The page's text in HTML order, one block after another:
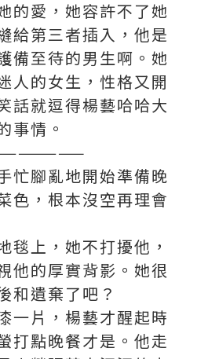
的愛，她容許不了她
給第三者插入，他是
備至待的男生啊。她
人的女生，性格又開
話就逗得楊藝哈哈大
事情。
忙腳亂地開始準備晚
色，根本沒空再理會
毯上，她不打擾他，
他的厚實背影。她很
和遺棄了吧？
一片，楊藝才醒起時
打點晚餐才是。他走